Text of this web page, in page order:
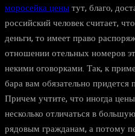
моросейка ценытут, благо,
российский человек считает,
деньги, то имеет право
отношении отельных номеров
некими оговорками. Так, к
бара вам обязательно придется
Причем учтите, что иногда
несколько отличаться в
рядовым гражданам, а потому